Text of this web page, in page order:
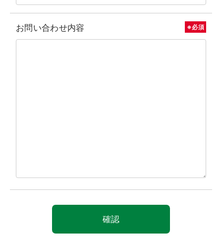
お問い合わせ内容 ※必須